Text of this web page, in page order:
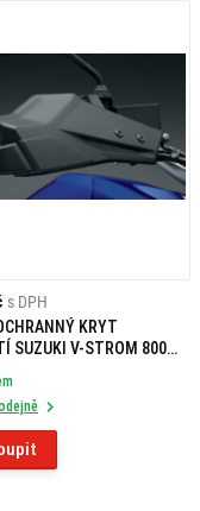
s DPH
KRYT
SUZUKI V-STROM 800